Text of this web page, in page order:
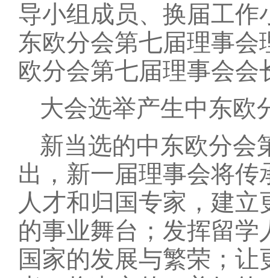
导小组成员、换届工
东欧分会第七届理事
欧分会第七届理事会
大会选举产生中东欧
新当选的中东欧分会
出，新一届理事会将
人才和归国专家，建
的事业舞台；发挥留学
国家的发展与繁荣；